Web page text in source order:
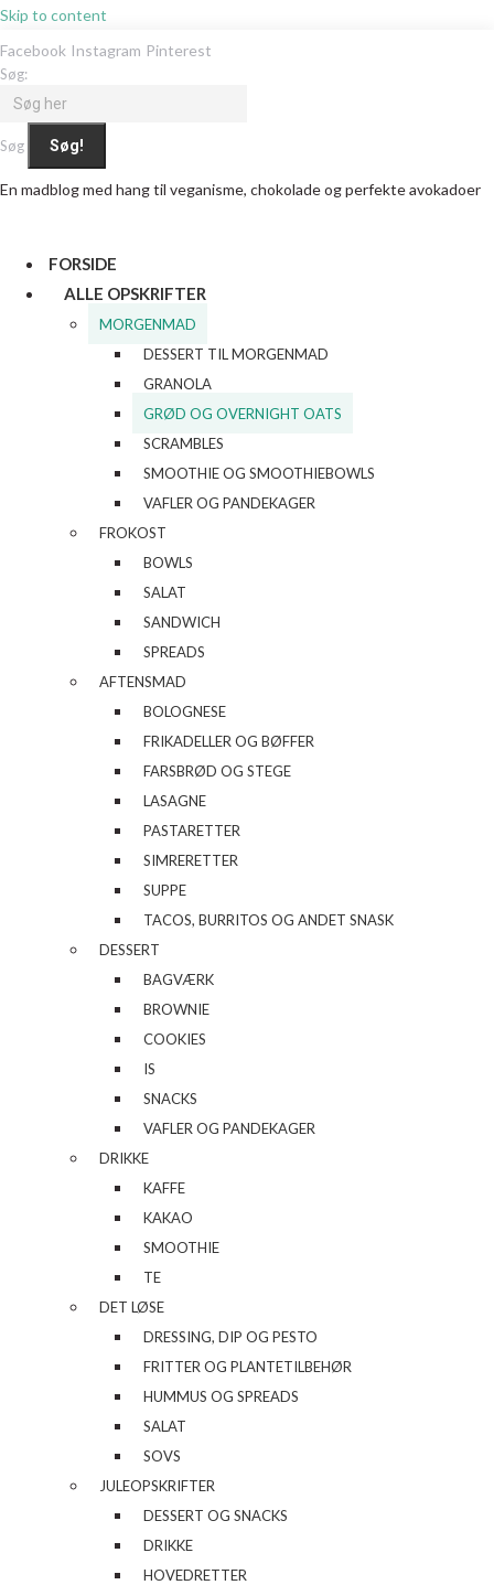
Skip to content
Facebook Instagram Pinterest
Søg:
Søg
En madblog med hang til veganisme, chokolade og perfekte avokadoer
FORSIDE
ALLE OPSKRIFTER
MORGENMAD
DESSERT TIL MORGENMAD
GRANOLA
GRØD OG OVERNIGHT OATS
SCRAMBLES
SMOOTHIE OG SMOOTHIEBOWLS
VAFLER OG PANDEKAGER
FROKOST
BOWLS
SALAT
SANDWICH
SPREADS
AFTENSMAD
BOLOGNESE
FRIKADELLER OG BØFFER
FARSBRØD OG STEGE
LASAGNE
PASTARETTER
SIMRERETTER
SUPPE
TACOS, BURRITOS OG ANDET SNASK
DESSERT
BAGVÆRK
BROWNIE
COOKIES
IS
SNACKS
VAFLER OG PANDEKAGER
DRIKKE
KAFFE
KAKAO
SMOOTHIE
TE
DET LØSE
DRESSING, DIP OG PESTO
FRITTER OG PLANTETILBEHØR
HUMMUS OG SPREADS
SALAT
SOVS
JULEOPSKRIFTER
DESSERT OG SNACKS
DRIKKE
HOVEDRETTER